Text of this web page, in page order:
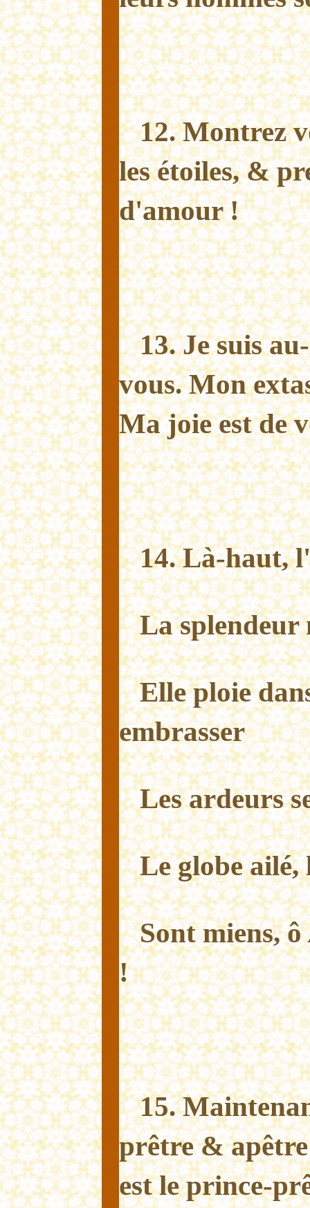
12. Montrez
les étoiles, &
d'amour !
13. Je suis
vous. Mon
Ma joie est de
14. Là-haut,
La splendeur
Elle ploie
embrasser
Les ardeurs
Le globe ailé,
Sont miens,
!
15.
prêtre &
est le prince-